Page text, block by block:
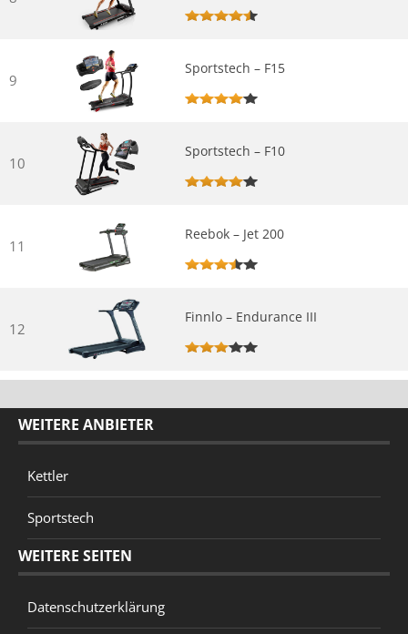
9
Sportstech – F15
10
Sportstech – F10
11
Reebok – Jet 200
12
Finnlo – Endurance III
WEITERE ANBIETER
Kettler
Sportstech
WEITERE SEITEN
Datenschutzerklärung